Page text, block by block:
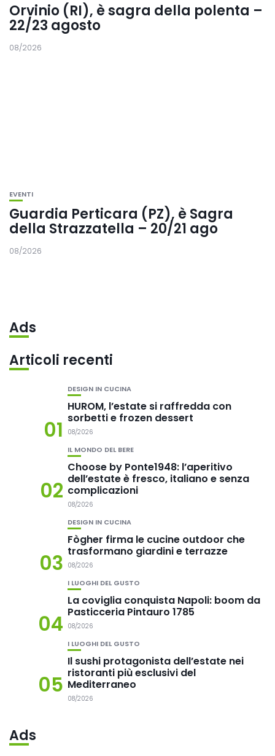
Orvinio (RI), è sagra della polenta –
22/23 agosto
08/2026
EVENTI
Guardia Perticara (PZ), è Sagra
della Strazzatella – 20/21 ago
08/2026
Ads
Articoli recenti
01
DESIGN IN CUCINA
HUROM, l’estate si raffredda con
sorbetti e frozen dessert
08/2026
02
IL MONDO DEL BERE
Choose by Ponte1948: l’aperitivo
dell’estate è fresco, italiano e senza
complicazioni
08/2026
03
DESIGN IN CUCINA
Fògher firma le cucine outdoor che
trasformano giardini e terrazze
08/2026
04
I LUOGHI DEL GUSTO
La coviglia conquista Napoli: boom da
Pasticceria Pintauro 1785
08/2026
05
I LUOGHI DEL GUSTO
Il sushi protagonista dell’estate nei
ristoranti più esclusivi del
Mediterraneo
08/2026
Ads